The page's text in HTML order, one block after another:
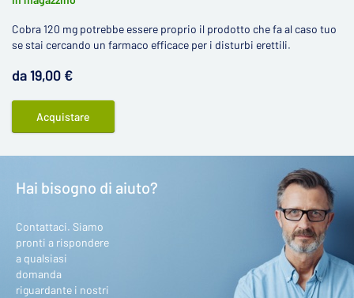
Cobra 120 mg potrebbe essere proprio il prodotto che fa al caso tuo
se stai cercando un farmaco efficace per i disturbi erettili.
da 19,00 €
Acquistare
Hai bisogno di aiuto?
Contattaci. Siamo
pronti a rispondere
a qualsiasi
domanda
riguardante i nostri